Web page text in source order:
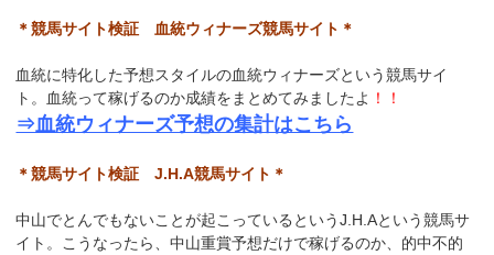
＊競馬サイト検証 血統ウィナーズ競馬サイト＊
血統に特化した予想スタイルの血統ウィナーズという競馬サイ
ト。血統って稼げるのか成績をまとめてみましたよ ！！
⇒血統ウィナーズ予想の集計はこちら
＊競馬サイト検証 J.H.A競馬サイト＊
中山でとんでもないことが起こっているというJ.H.Aという競馬サ
イト。こうなったら、中山重賞予想だけで稼げるのか、的中不的